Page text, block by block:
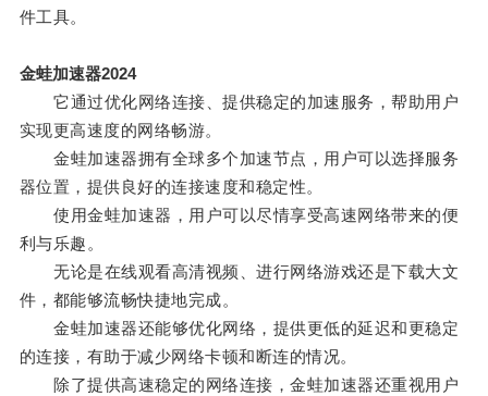
件工具。
金蛙加速器2024
它通过优化网络连接、提供稳定的加速服务，帮助用户
实现更高速度的网络畅游。
金蛙加速器拥有全球多个加速节点，用户可以选择服务
器位置，提供良好的连接速度和稳定性。
使用金蛙加速器，用户可以尽情享受高速网络带来的便
利与乐趣。
无论是在线观看高清视频、进行网络游戏还是下载大文
件，都能够流畅快捷地完成。
金蛙加速器还能够优化网络，提供更低的延迟和更稳定
的连接，有助于减少网络卡顿和断连的情况。
除了提供高速稳定的网络连接，金蛙加速器还重视用户